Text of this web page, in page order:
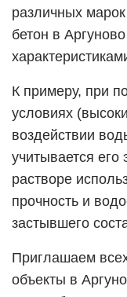
различных
бетон в Аргуново
К примеру, при
условиях
воздействии
учитывается его
растворе
прочность и
застывшего
Приглашаем
объекты в